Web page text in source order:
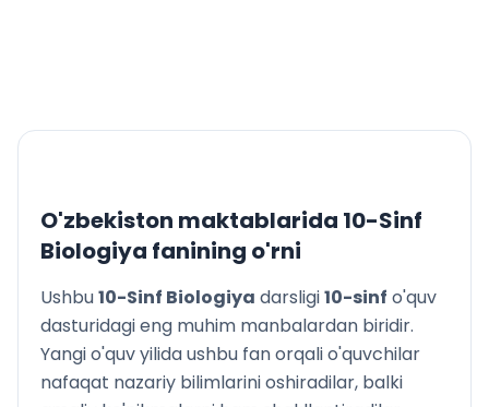
Hujayra irsiyatining o‘zgarishiga olib keladigan
Rekombinant DNK olish
Gen muhandisligiga asoslanib o‘simlik irsiyatini
o‘zgartirish
Hujayra muhandisligi asosida hayvonlar irsiyatini
o‘zgartirish. Gibridoma
Gen va hujayra muhandisligiga asoslangan
biotexnologiya
O‘zbekistonda gen muhandisligi va biotexnologiya fani
O'zbekiston maktablarida 10-Sinf
Biologiya fanining o'rni
Ushbu10-Sinf Biologiya darsligi10-sinf o'quv
dasturidagi eng muhim manbalardan biridir.
Yangi o'quv yilida ushbu fan orqali o'quvchilar
nafaqat nazariy bilimlarini oshiradilar, balki